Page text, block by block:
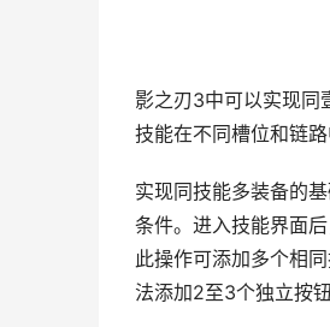
影之刃3中可以实现同
技能在不同槽位和链
实现同技能多装备的
条件。进入技能界面
此操作可添加多个相
法添加2至3个独立按